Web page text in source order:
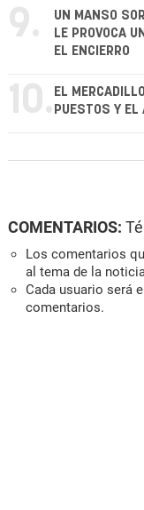
9.
UN MANSO
LE PROVOCA
EL ENCIERRO
10. EL
PUESTOS Y EL
COMENTARIOS:
Los comentarios
al tema de la
Cada usuario será
comentarios.